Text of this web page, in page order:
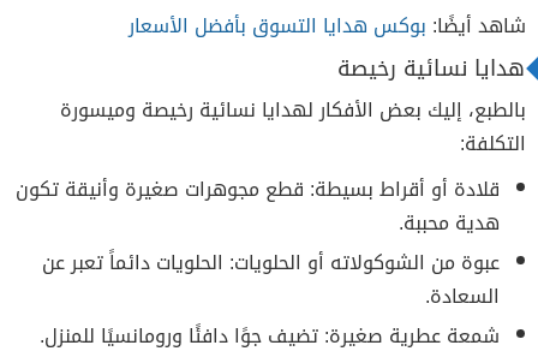
شاهد أيضًا: بوكس هدايا التسوق بأفضل الأسعار
هدايا نسائية رخيصة
بالطبع، إليك بعض الأفكار لهدايا نسائية رخيصة وميسورة
التكلفة:
قلادة أو أقراط بسيطة: قطع مجوهرات صغيرة وأنيقة تكون
هدية محببة.
عبوة من الشوكولاته أو الحلويات: الحلويات دائماً تعبر عن
السعادة.
شمعة عطرية صغيرة: تضيف جوًا دافئًا ورومانسيًا للمنزل.